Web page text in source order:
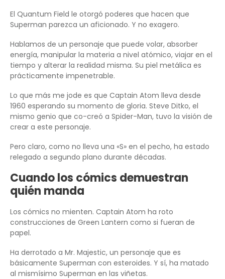
El Quantum Field le otorgó poderes que hacen que
Superman parezca un aficionado. Y no exagero.
Hablamos de un personaje que puede volar, absorber
energía, manipular la materia a nivel atómico, viajar en el
tiempo y alterar la realidad misma. Su piel metálica es
prácticamente impenetrable.
Lo que más me jode es que Captain Atom lleva desde
1960 esperando su momento de gloria. Steve Ditko, el
mismo genio que co-creó a Spider-Man, tuvo la visión de
crear a este personaje.
Pero claro, como no lleva una «S» en el pecho, ha estado
relegado a segundo plano durante décadas.
Cuando los cómics demuestran
quién manda
Los cómics no mienten. Captain Atom ha roto
construcciones de Green Lantern como si fueran de
papel.
Ha derrotado a Mr. Majestic, un personaje que es
básicamente Superman con esteroides. Y sí, ha matado
al mismísimo Superman en las viñetas.